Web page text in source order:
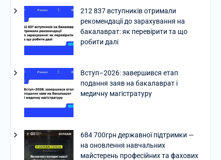
212 837 вступників отримали
рекомендації до зарахування на
бакалаврат: як перевірити та що
робити далі
Вступ–2026: завершився етап
подання заяв на бакалаврат і
медичну магістратуру
684 700грн державної підтримки —
на оновлення навчальних
майстерень професійних та фахових